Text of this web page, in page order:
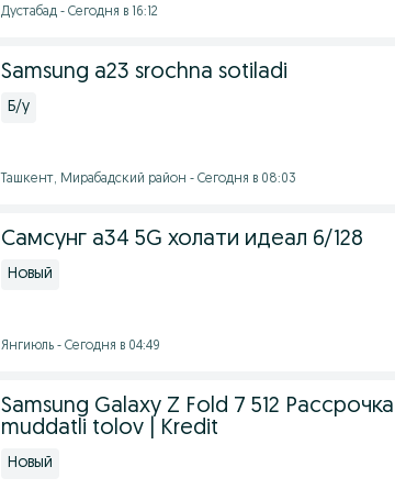
Дустабад - Сегодня в 16:12
Samsung a23 srochna sotiladi
Б/у
Ташкент, Мирабадский район - Сегодня в 08:03
Самсунг а34 5G холати идеал 6/128
Новый
Янгиюль - Сегодня в 04:49
Samsung Galaxy Z Fold 7 512 Рассрочка |
muddatli tolov | Kredit
Новый